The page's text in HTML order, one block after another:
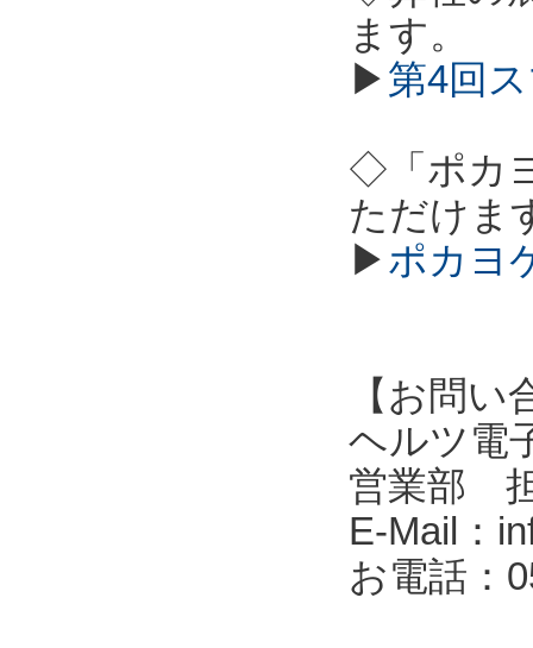
ます。
▶第4回
◇「ポカ
ただけま
▶ポカヨ
【お問い
ヘルツ電
営業部
E-Mail：
お電話：